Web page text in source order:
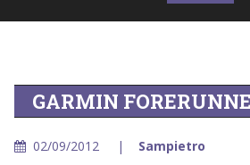
GARMIN
02/09/2012 Sampietro